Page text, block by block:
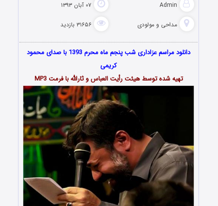
Admin ۰۷ آبان ۱۳۹۳
مداحی و مولودی ۳۱۶۵۶ بازدید
دانلود مراسم عزاداری شب پنجم ماه محرم 1393 با صدای محمود
کریمی
تهیه شده توسط هیئت رأیت العباس و ثارالله با فرمت MP3